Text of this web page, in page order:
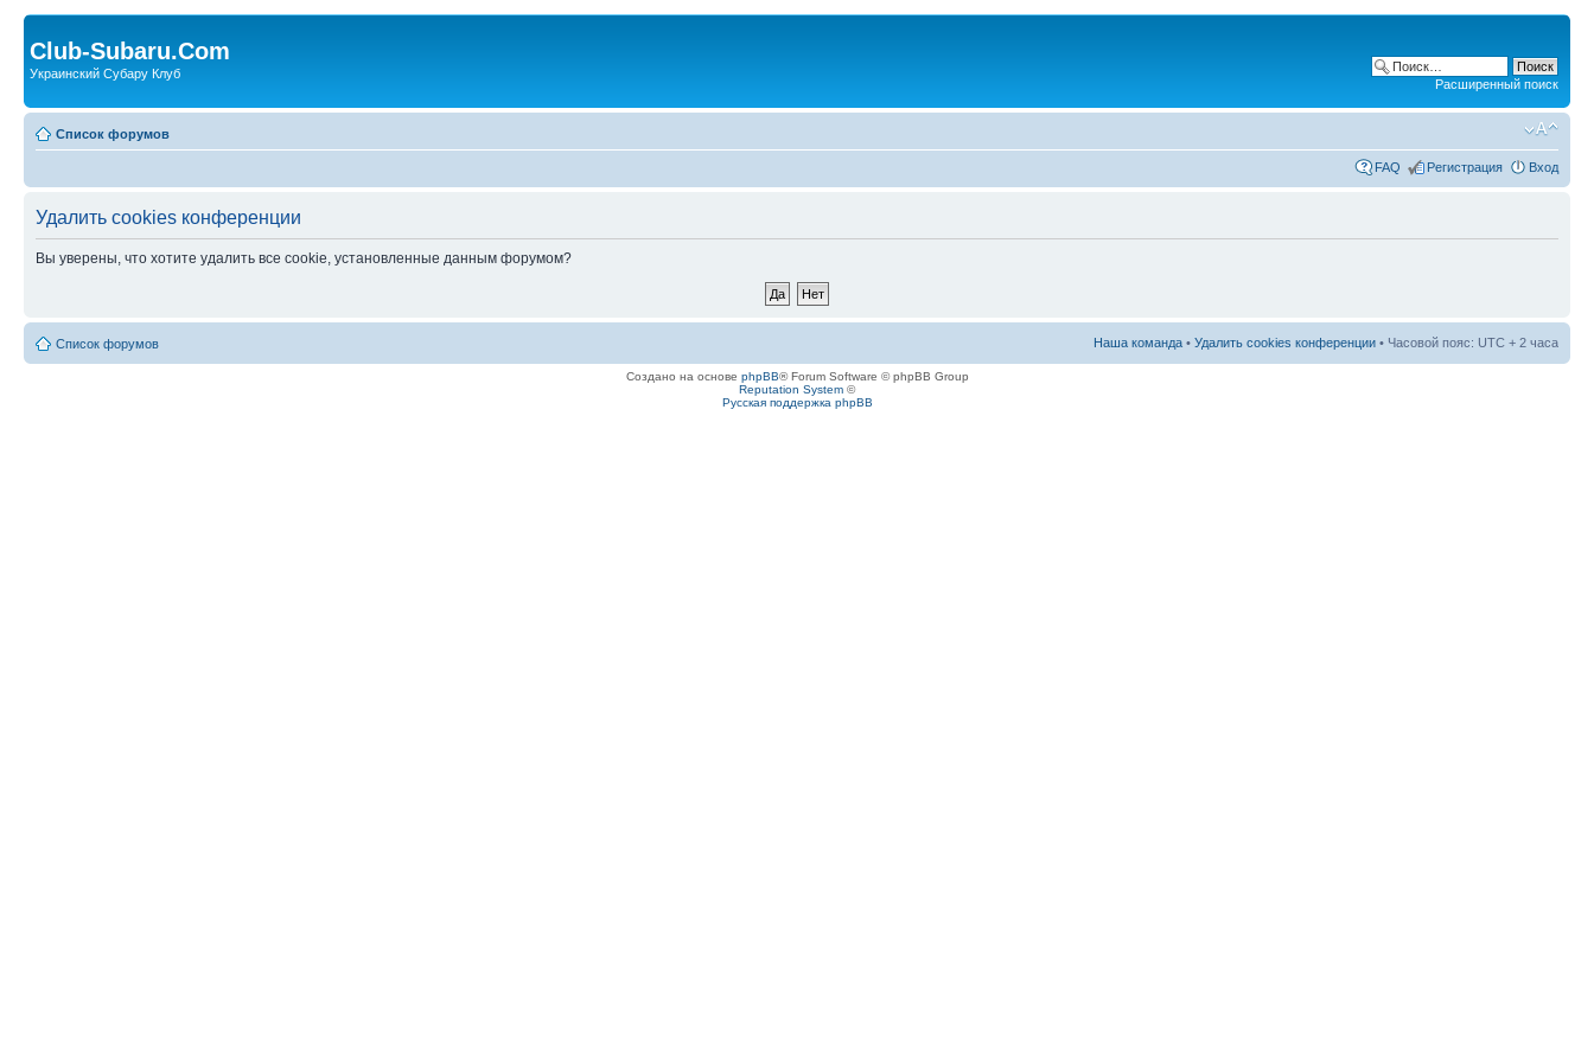
Club-Subaru.Com
Украинский Субару Клуб
Расширенный поиск
Список форумов
FAQ Регистрация Вход
Удалить cookies конференции
Вы уверены, что хотите удалить все cookie, установленные данным форумом?
Список форумов Наша команда • Удалить cookies конференции • Часовой пояс: UTC + 2 часа
Создано на основе phpBB® Forum Software © phpBB Group
Reputation System ©
Русская поддержка phpBB